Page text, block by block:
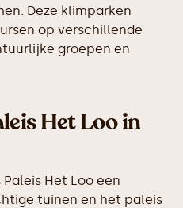
Deze klimparken
op verschillende
groepen en
Het Loo in
Het Loo een
tuinen en het paleis